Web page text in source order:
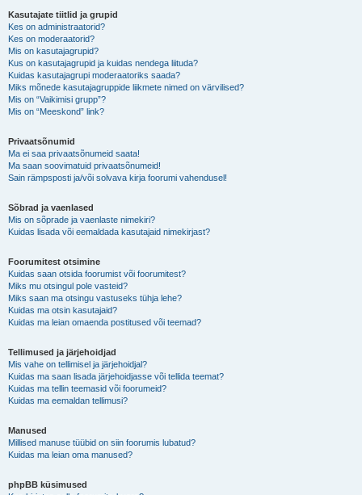
Kasutajate tiitlid ja grupid
Kes on administraatorid?
Kes on moderaatorid?
Mis on kasutajagrupid?
Kus on kasutajagrupid ja kuidas nendega liituda?
Kuidas kasutajagrupi moderaatoriks saada?
Miks mõnede kasutajagruppide liikmete nimed on värvilised?
Mis on “Vaikimisi grupp”?
Mis on “Meeskond” link?
Privaatsõnumid
Ma ei saa privaatsõnumeid saata!
Ma saan soovimatuid privaatsõnumeid!
Sain rämpsposti ja/või solvava kirja foorumi vahendusel!
Sõbrad ja vaenlased
Mis on sõprade ja vaenlaste nimekiri?
Kuidas lisada või eemaldada kasutajaid nimekirjast?
Foorumitest otsimine
Kuidas saan otsida foorumist või foorumitest?
Miks mu otsingul pole vasteid?
Miks saan ma otsingu vastuseks tühja lehe?
Kuidas ma otsin kasutajaid?
Kuidas ma leian omaenda postitused või teemad?
Tellimused ja järjehoidjad
Mis vahe on tellimisel ja järjehoidjal?
Kuidas ma saan lisada järjehoidjasse või tellida teemat?
Kuidas ma tellin teemasid või foorumeid?
Kuidas ma eemaldan tellimusi?
Manused
Millised manuse tüübid on siin foorumis lubatud?
Kuidas ma leian oma manused?
phpBB küsimused